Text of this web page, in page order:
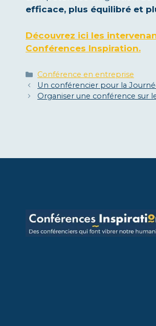
efficace, plus équilibré et
Découvrez ici les
Conférences Inspiration.
Catégories
Conférence en entreprise
Un conférencier pour la
Organiser une conférence sur